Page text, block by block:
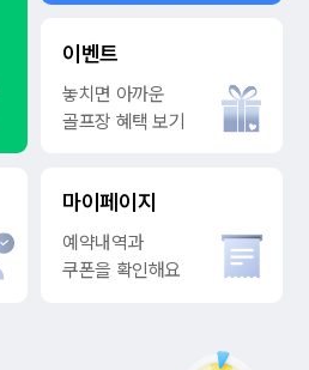
이벤트
놓치면 아까운
골프장 혜택 보기
마이페이지
예약내역과
쿠폰을 확인해요